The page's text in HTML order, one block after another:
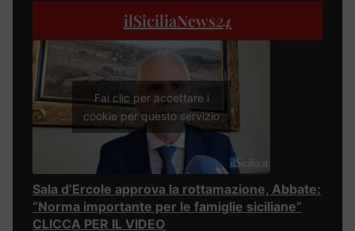
ilSiciliaNews24
Fai clic per accettare i
cookie per questo servizio
Sala d’Ercole approva la rottamazione, Abbate:
“Norma importante per le famiglie siciliane”
CLICCA PER IL VIDEO